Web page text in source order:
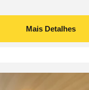
Mais Detalhes